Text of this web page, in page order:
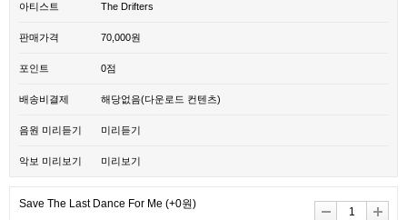
아티스트 The Drifters
판매가격 70,000원
포인트 0점
배송비결제 해당없음(다운로드 컨텐츠)
음원 미리듣기 미리듣기
악보 미리보기 미리보기
Save The Last Dance For Me (+0원)